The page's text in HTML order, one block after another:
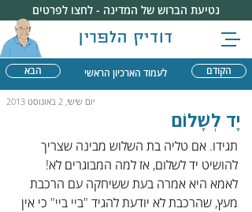
דודיק הלפרין
נטיעת הברוש של המדינה - לחצו לפרטים
הבא הקודם לעמוד הארכיון הראשי
יום שישי, 2 באוגוסט 2013
יָד לְשָׁלוֹם
תגידו. אם טליה בת השלוש מבינה שצריך
להושיט יד לשלום, אז למה המבוגרים לא!
לאמא היא אמרה בעת ששיחקה עם הרכבת
מעץ, שהרכבת לא יודעת להגיד "ביי ביי" כי אין